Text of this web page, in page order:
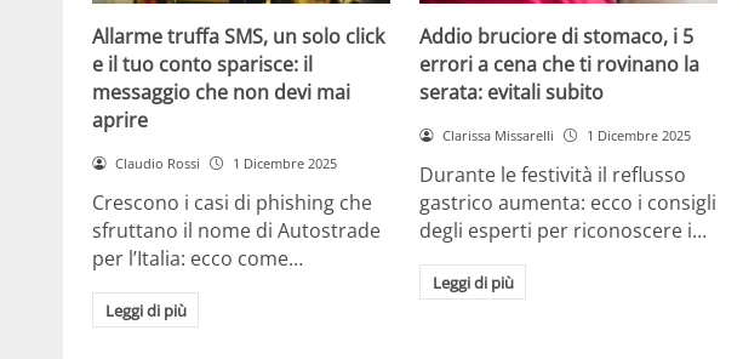
Allarme truffa SMS, un solo click
e il tuo conto sparisce: il
messaggio che non devi mai
aprire
Claudio Rossi 1 Dicembre 2025
Crescono i casi di phishing che
sfruttano il nome di Autostrade
per l’Italia: ecco come…
Leggi di più
Addio bruciore di stomaco, i 5
errori a cena che ti rovinano la
serata: evitali subito
Clarissa Missarelli 1 Dicembre 2025
Durante le festività il reflusso
gastrico aumenta: ecco i consigli
degli esperti per riconoscere i…
Leggi di più